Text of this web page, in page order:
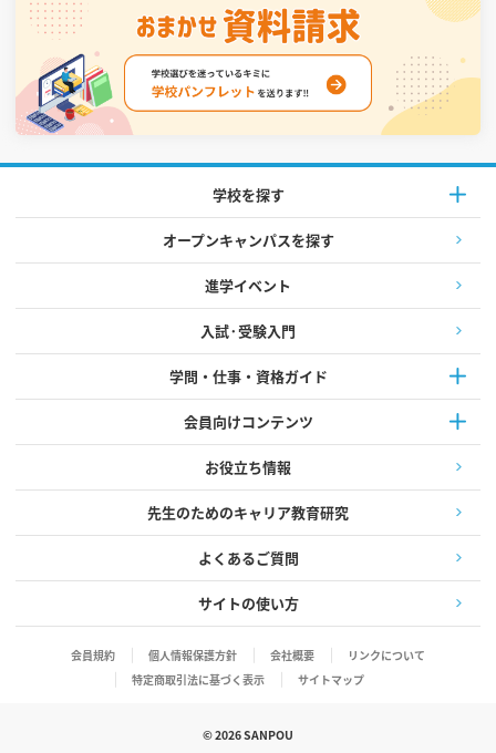
学校を探す
オープンキャンパスを探す
進学イベント
入試·受験入門
学問・仕事・資格ガイド
会員向けコンテンツ
お役立ち情報
先生のためのキャリア教育研究
よくあるご質問
サイトの使い方
会員規約 個人情報保護方針 会社概要
リンクについて
特定商取引法に基づく表示
サイトマップ
©2026SANPOU